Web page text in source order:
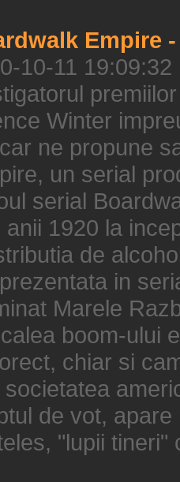
Empire
10-11 19:09:32
Winter
ne propune
un serial
serial
anii 1920 la
de
in
Marele
boom-ului
chiar si
de vot,
"lupii